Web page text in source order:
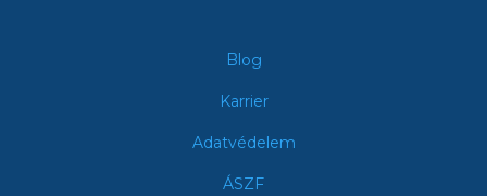
Blog
Karrier
Adatvédelem
ÁSZF